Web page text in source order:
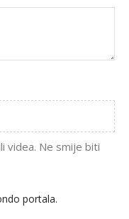
videa. Ne smije biti
portala.